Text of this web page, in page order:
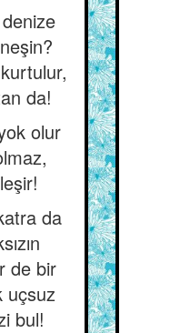
da!
olur
da
de bir
uçsuz
bul!